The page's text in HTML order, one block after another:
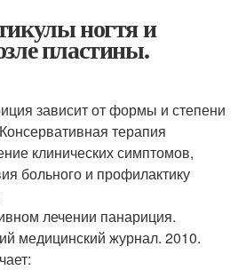
ногтя и
пластины.
зависит от формы и степени
терапия
клинических симптомов,
больного и профилактику
лечении панариция.
медицинский журнал. 2010.